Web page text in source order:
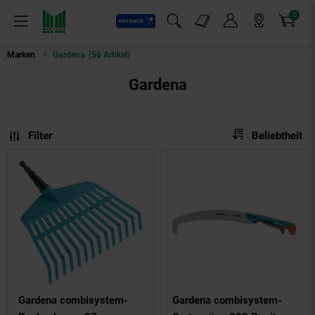
Menü
Payback
Suchfeld einblenden
Markt-Angebote 0
Artikel
Marken Gardena (56 Artikel)
Gardena
Filter Sortierung:
Beliebtheit
Gardena combisystem-
Gardena combisystem-